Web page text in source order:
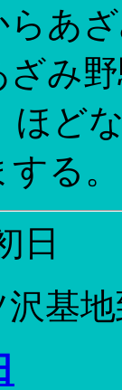
あ
み
ほど
る。
日
基